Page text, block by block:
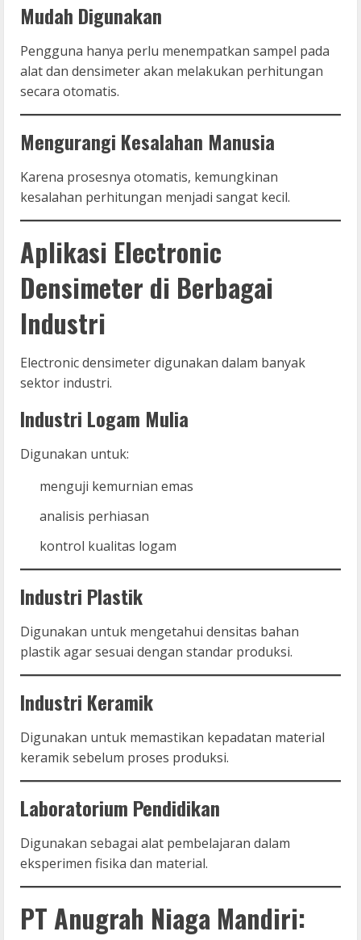
Mudah Digunakan
Pengguna hanya perlu menempatkan sampel pada
alat dan densimeter akan melakukan perhitungan
secara otomatis.
Mengurangi Kesalahan Manusia
Karena prosesnya otomatis, kemungkinan
kesalahan perhitungan menjadi sangat kecil.
Aplikasi Electronic
Densimeter di Berbagai
Industri
Electronic densimeter digunakan dalam banyak
sektor industri.
Industri Logam Mulia
Digunakan untuk:
menguji kemurnian emas
analisis perhiasan
kontrol kualitas logam
Industri Plastik
Digunakan untuk mengetahui densitas bahan
plastik agar sesuai dengan standar produksi.
Industri Keramik
Digunakan untuk memastikan kepadatan material
keramik sebelum proses produksi.
Laboratorium Pendidikan
Digunakan sebagai alat pembelajaran dalam
eksperimen fisika dan material.
PT Anugrah Niaga Mandiri: